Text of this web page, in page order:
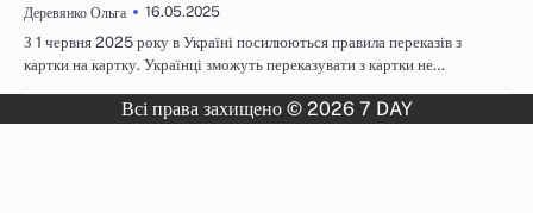
Деревянко Ольга
16.05.2025
З 1 червня 2025 року в Україні посилюються правила переказів з
картки на картку. Українці зможуть переказувати з картки не…
Всі права захищено © 2026 7 DAY